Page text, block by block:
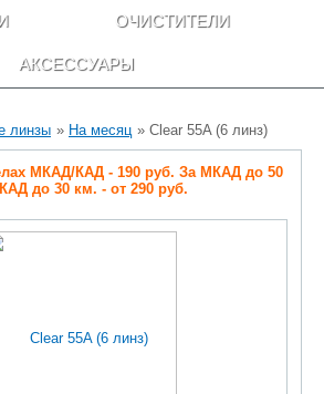
ОЧИСТИТЕЛИ
АКСЕССУАРЫ
линзы » На месяц » Clear 55A (6 линз)
МКАД/КАД - 190 руб. За МКАД до 50
до 30 км. - от 290 руб.